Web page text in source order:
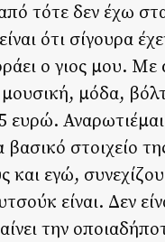
τότε δεν έχω
ότι σίγουρα
ο γιος μου. Με
μόδα,
ευρώ.
βασικό στοιχείο
και εγώ,
είναι. Δεν
την